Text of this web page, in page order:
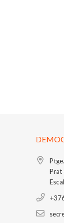
Prat